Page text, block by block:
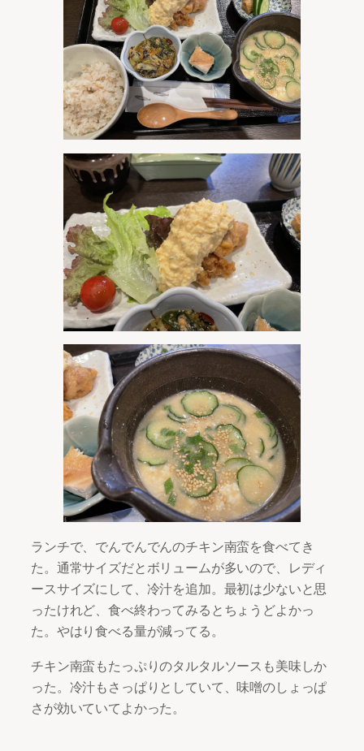
ランチで、でんでんでんのチキン南蛮を食べてき
た。通常サイズだとボリュームが多いので、レディ
ースサイズにして、冷汁を追加。最初は少ないと思
ったけれど、食べ終わってみるとちょうどよかっ
た。やはり食べる量が減ってる。
チキン南蛮もたっぷりのタルタルソースも美味しか
った。冷汁もさっぱりとしていて、味噌のしょっぱ
さが効いていてよかった。